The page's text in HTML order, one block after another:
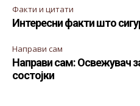
Факти и цитати
Интересни факти што
Направи сам
Направи сам: Освежувач
состојки